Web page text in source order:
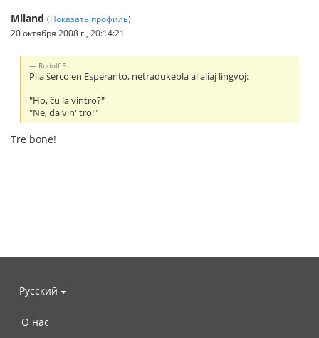
Miland (Показать профиль)
20 октября 2008 г., 20:14:21
Rudolf F.:
Plia ŝerco en Esperanto, netradukebla al aliaj lingvoj:
"Ho, ĉu la vintro?"
"Ne, da vin' tro!"
Tre bone!
Русский
О нас